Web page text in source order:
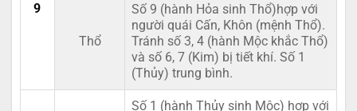
9
Thổ
Số 9 (hành Hỏa sinh Thổ)hợp với
người quái Cấn, Khôn (mệnh Thổ).
Tránh số 3, 4 (hành Mộc khắc Thổ)
và số 6, 7 (Kim) bị tiết khí. Số 1
(Thủy) trung bình.
Số 1 (hành Thủy sinh Mộc) hợp với